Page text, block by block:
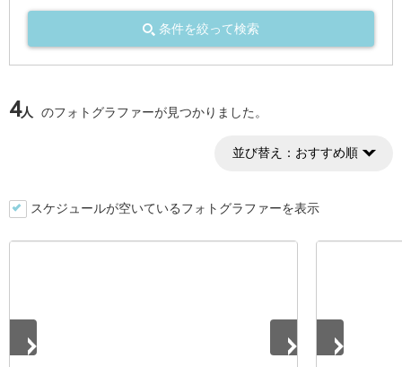
条件を絞って検索
4人 のフォトグラファーが見つかりました。
並び替え： おすすめ順
スケジュールが空いているフォトグラファーを表示